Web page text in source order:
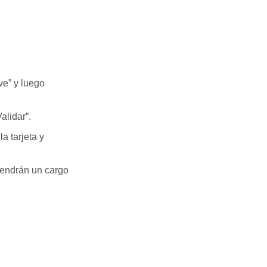
y luego
tarjeta y
un cargo